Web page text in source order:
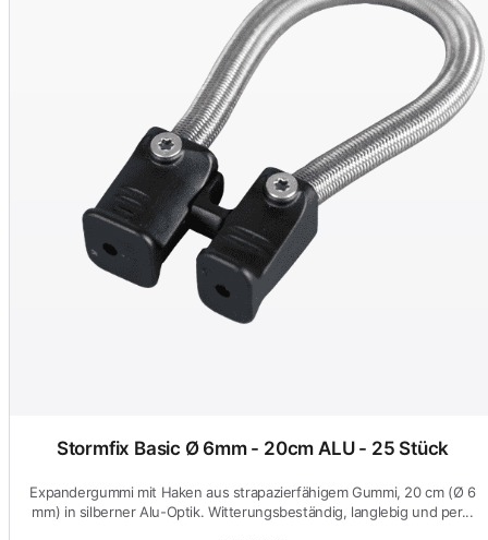
Stormfix Basic Ø 6mm - 20cm ALU - 25 Stück
Expandergummi mit Haken aus strapazierfähigem Gummi, 20 cm (Ø 6
mm) in silberner Alu-Optik. Witterungsbeständig, langlebig und per...